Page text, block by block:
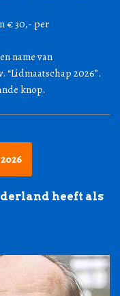
€ 30,- per
name van
2026”.
knop.
heeft als